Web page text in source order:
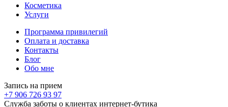
Косметика
Услуги
Программа привилегий
Оплата и доставка
Контакты
Блог
Обо мне
Запись на прием
+7 906 726 93 97
Служба заботы о клиентах интернет-бутика